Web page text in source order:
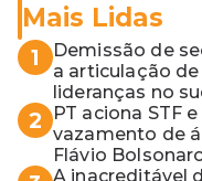
Mais Lidas
1
Demissão de
a articulação
lideranças no
2
PT aciona STF
vazamento de
Flávio
A inacreditável